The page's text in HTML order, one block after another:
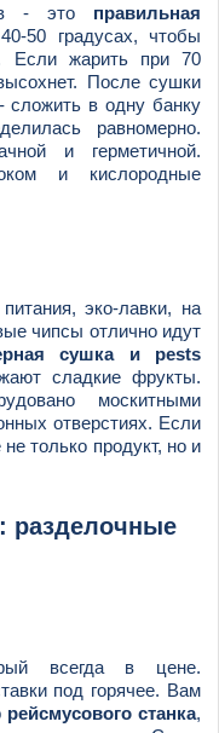
- это правильная
50 градусах, чтобы
Если жарить при 70
После сушки
сложить в одну банку
равномерно.
и герметичной.
и кислородные
эко-лавки, на
чипсы отлично идут
сушка и pests
сладкие фрукты.
москитными
отверстиях. Если
только продукт, но и
разделочные
всегда в цене.
под горячее. Вам
рейсмусового станка,